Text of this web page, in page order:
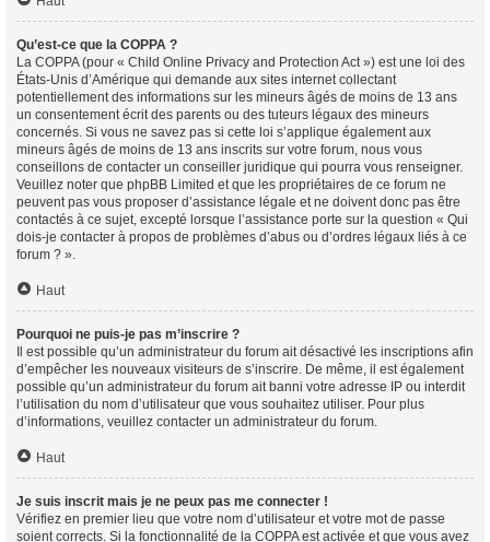
Qu’est-ce que la COPPA ?
La COPPA (pour « Child Online Privacy and Protection Act ») est une loi des
États-Unis d’Amérique qui demande aux sites internet collectant
potentiellement des informations sur les mineurs âgés de moins de 13 ans
un consentement écrit des parents ou des tuteurs légaux des mineurs
concernés. Si vous ne savez pas si cette loi s’applique également aux
mineurs âgés de moins de 13 ans inscrits sur votre forum, nous vous
conseillons de contacter un conseiller juridique qui pourra vous renseigner.
Veuillez noter que phpBB Limited et que les propriétaires de ce forum ne
peuvent pas vous proposer d’assistance légale et ne doivent donc pas être
contactés à ce sujet, excepté lorsque l’assistance porte sur la question « Qui
dois-je contacter à propos de problèmes d’abus ou d’ordres légaux liés à ce
forum ? ».
Haut
Pourquoi ne puis-je pas m’inscrire ?
Il est possible qu’un administrateur du forum ait désactivé les inscriptions afin
d’empêcher les nouveaux visiteurs de s’inscrire. De même, il est également
possible qu’un administrateur du forum ait banni votre adresse IP ou interdit
l’utilisation du nom d’utilisateur que vous souhaitez utiliser. Pour plus
d’informations, veuillez contacter un administrateur du forum.
Haut
Je suis inscrit mais je ne peux pas me connecter !
Vérifiez en premier lieu que votre nom d’utilisateur et votre mot de passe
soient corrects. Si la fonctionnalité de la COPPA est activée et que vous avez